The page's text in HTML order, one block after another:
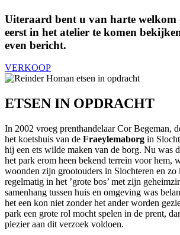
Uiteraard bent u van harte welkom
eerst in het atelier te komen
even bericht.
VERKOOP
ETSEN IN OPDRACHT
In 2002 vroeg prenthandelaar Cor Begeman,
het koetshuis van de Fraeylemaborg in
hij een ets wilde maken van de borg. Nu was
het park erom heen bekend terrein voor hem,
woonden zijn grootouders in Slochteren en
regelmatig in het ’grote bos’ met zijn
samenhang tussen huis en omgeving was
het een kon niet zonder het ander worden
park een grote rol mocht spelen in de prent,
plezier aan dit verzoek voldoen.